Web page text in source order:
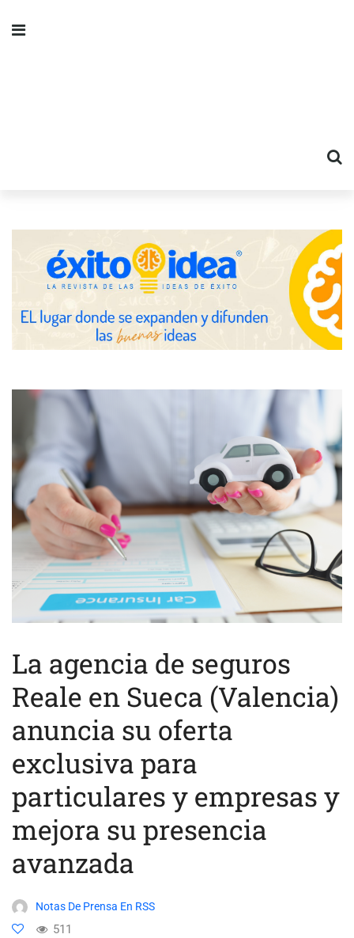
La agencia de seguros
Reale en Sueca (Valencia)
anuncia su oferta
exclusiva para
particulares y empresas y
mejora su presencia
avanzada
Notas De Prensa En RSS
511